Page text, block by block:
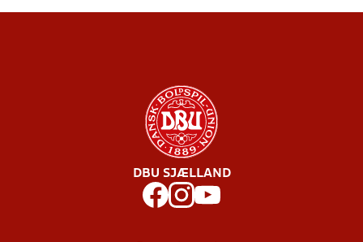
DBU SJÆLLAND